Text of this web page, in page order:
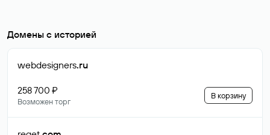
Домены с историей
webdesigners.ru
258 700 ₽
Возможен торг
В корзину